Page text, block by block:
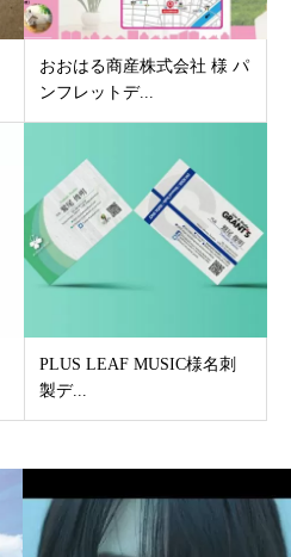
おおはる商産株式会社 様 パ
ンフレットデ...
PLUS LEAF MUSIC様名刺
製デ...